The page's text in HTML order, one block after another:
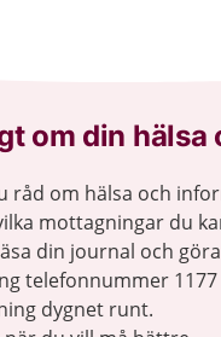
om din hälsa
råd om hälsa och
mottagningar du
din journal och
telefonnummer
dygnet runt.